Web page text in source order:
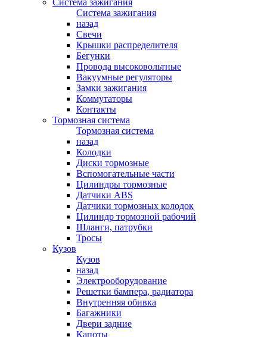
Система зажигания
Система зажигания
назад
Свечи
Крышки распределителя
Бегунки
Провода высоковольтные
Вакуумные регуляторы
Замки зажигания
Коммутаторы
Контакты
Тормозная система
Тормозная система
назад
Колодки
Диски тормозные
Вспомогательные части
Цилиндры тормозные
Датчики ABS
Датчики тормозных колодок
Цилиндр тормозной рабочий
Шланги, патрубки
Тросы
Кузов
Кузов
назад
Электрооборудование
Решетки бампера, радиатора
Внутренняя обивка
Багажники
Двери задние
Капоты